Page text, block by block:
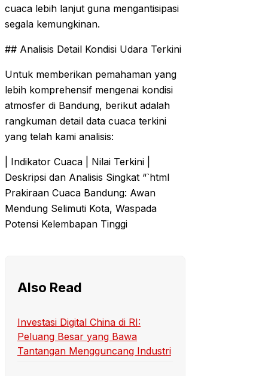
cuaca lebih lanjut guna mengantisipasi
segala kemungkinan.
## Analisis Detail Kondisi Udara Terkini
Untuk memberikan pemahaman yang
lebih komprehensif mengenai kondisi
atmosfer di Bandung, berikut adalah
rangkuman detail data cuaca terkini
yang telah kami analisis:
| Indikator Cuaca | Nilai Terkini |
Deskripsi dan Analisis Singkat
Prakiraan Cuaca Bandung: Awan
Mendung Selimuti Kota, Waspada
Potensi Kelembapan Tinggi
Also Read
Investasi Digital China di RI:
Peluang Besar yang Bawa
Tantangan Mengguncang Industri